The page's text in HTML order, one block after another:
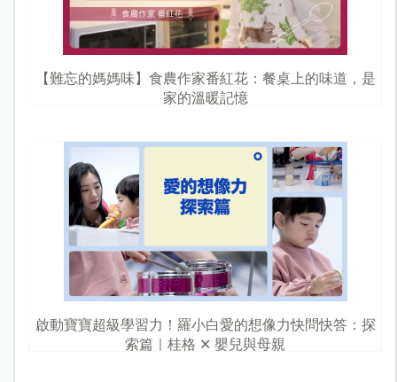
【難忘的媽媽味】食農作家番紅花：餐桌上的味道，是
家的溫暖記憶
啟動寶寶超級學習力！羅小白愛的想像力快問快答：探
索篇｜桂格 ✕ 嬰兒與母親